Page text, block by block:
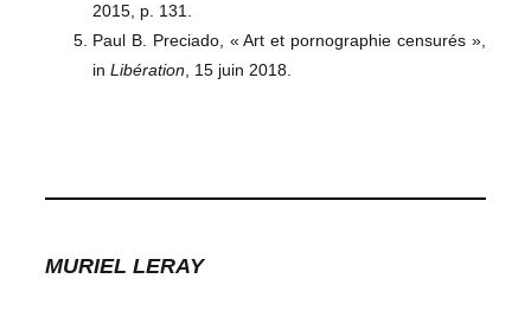
2015, p. 131.
Paul B. Preciado, « Art et pornographie censurés »,
in Libération , 15 juin 2018.
MURIEL LERAY